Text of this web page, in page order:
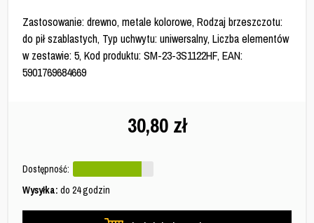
Zastosowanie: drewno, metale kolorowe, Rodzaj brzeszczotu:
do pił szablastych, Typ uchwytu: uniwersalny, Liczba elementów
w zestawie: 5, Kod produktu: SM-23-3S1122HF, EAN:
5901769684669
30,80 zł
Dostępność:
Wysyłka: do 24 godzin